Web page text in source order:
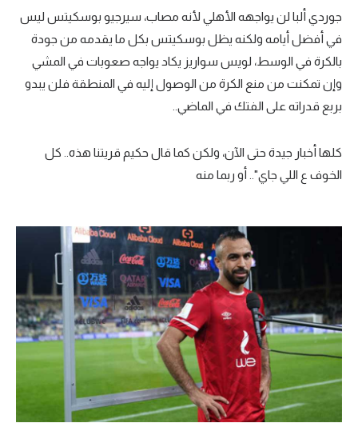
جوردي ألبا لن يواجهه الأهلي لأنه مصاب، سيرجيو بوسكيتس ليس
في أفضل أيامه ولكنه يظل بوسكيتس بكل ما يقدمه من جودة
بالكرة في الوسط، لويس سواريز يكاد يواجه صعوبات في المشي
وإن تمكنت من منع الكرة من الوصول إليه في المنطقة فلن يبدو
بربع قدراته على الفتك في الماضي..
كلها أخبار جيدة حتى الآن، ولكن كما قال حكيم قريتنا هذه.. كل
الخوف ع اللي جاي".. أو ربما منه